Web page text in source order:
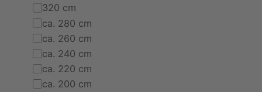
320 cm
ca. 280 cm
ca. 260 cm
ca. 240 cm
ca. 220 cm
ca. 200 cm